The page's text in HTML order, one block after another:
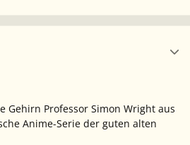
Gehirn Professor Simon Wright aus
Anime-Serie der guten alten